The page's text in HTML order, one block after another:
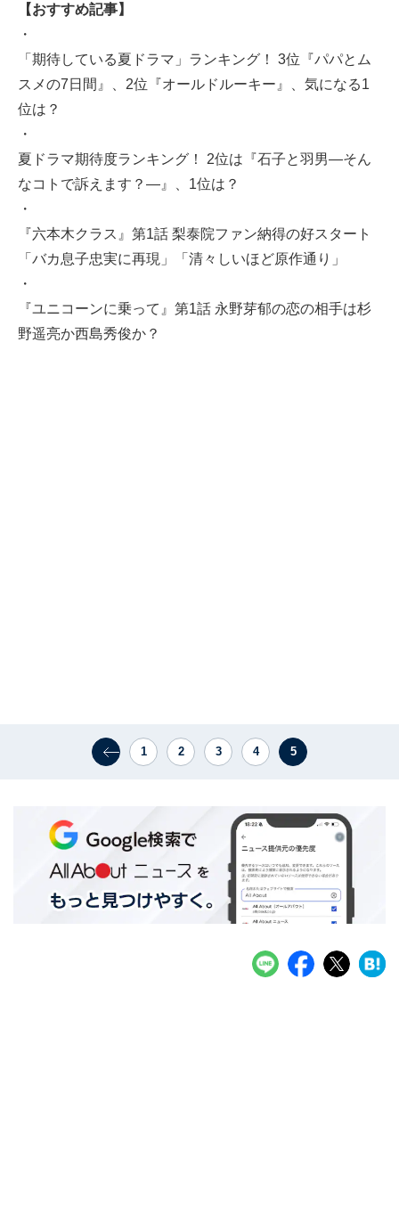
【おすすめ記事】
・
「期待している夏ドラマ」ランキング！ 3位『パパとム
スメの7日間』、2位『オールドルーキー』、気になる1
位は？
・
夏ドラマ期待度ランキング！ 2位は『石子と羽男―そん
なコトで訴えます？―』、1位は？
・
『六本木クラス』第1話 梨泰院ファン納得の好スタート
「バカ息子忠実に再現」「清々しいほど原作通り」
・
『ユニコーンに乗って』第1話 永野芽郁の恋の相手は杉
野遥亮か西島秀俊か？
1 2 3 4 5